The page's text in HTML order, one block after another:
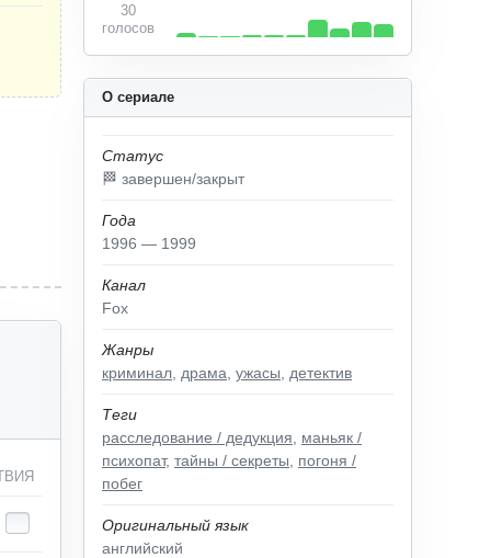
О сериале
Статус
🏁 завершен/закрыт
Года
1996 — 1999
Канал
Fox
Жанры
криминал драма ужасы детектив
Теги
расследование / дедукция
маньяк /
психопат, тайны / секреты
погоня /
побег
Оригинальный язык
английский
30
голосов